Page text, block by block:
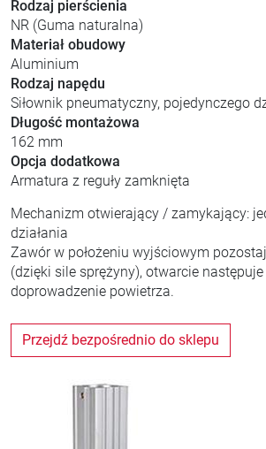
Rodzaj pierścienia
NR (Guma naturalna)
Materiał obudowy
Aluminium
Rodzaj napędu
Siłownik pneumatyczny, pojedynczego
Długość montażowa
162 mm
Opcja dodatkowa
Armatura z reguły zamknięta
Mechanizm otwierający / zamykający:
działania
Zawór w położeniu wyjściowym
(dzięki sile sprężyny), otwarcie
doprowadzenie powietrza.
Przejdź bezpośrednio do sklepu